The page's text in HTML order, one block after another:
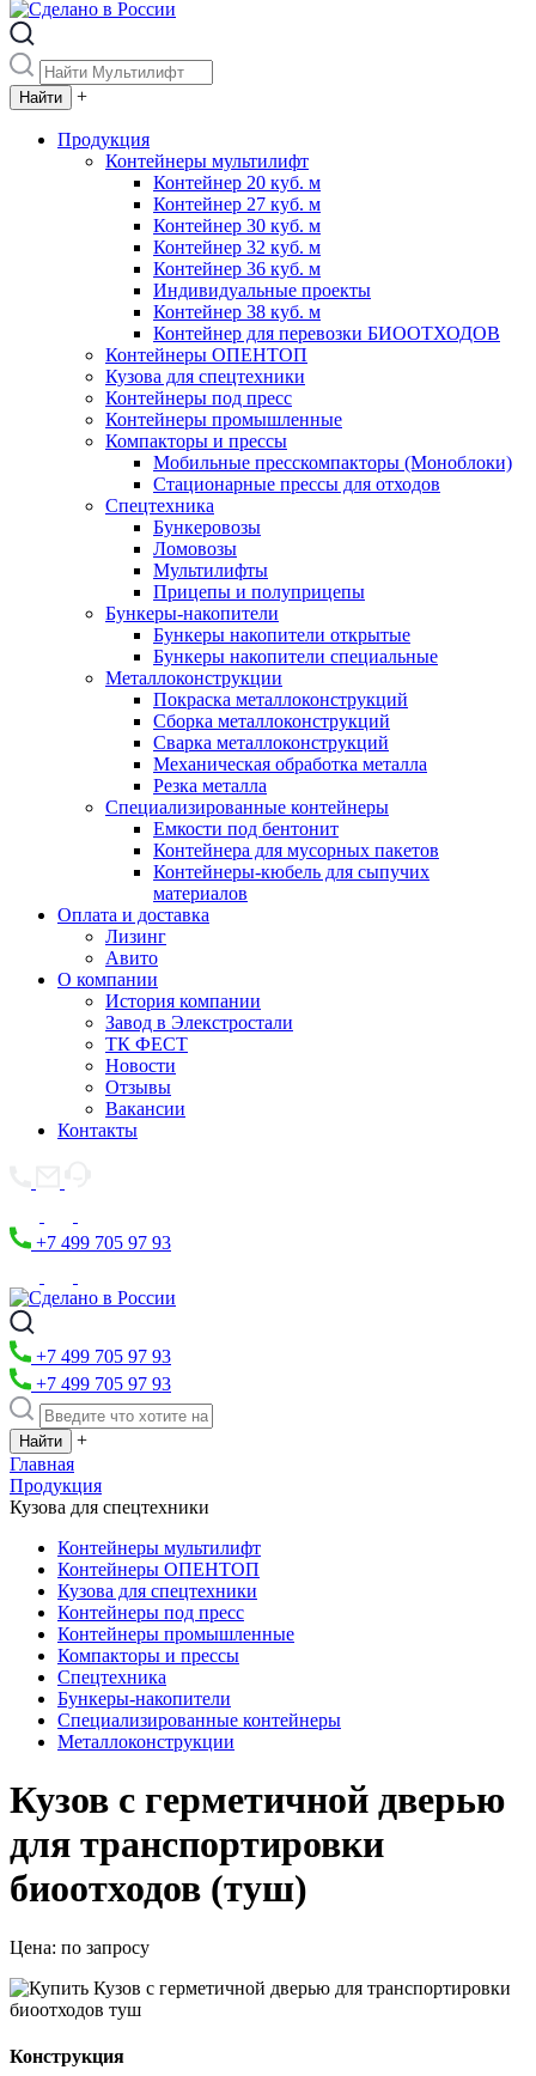
+
Продукция
Контейнеры мультилифт
Контейнер 20 куб. м
Контейнер 27 куб. м
Контейнер 30 куб. м
Контейнер 32 куб. м
Контейнер 36 куб. м
Индивидуальные проекты
Контейнер 38 куб. м
Контейнер для перевозки БИООТХОДОВ
Контейнеры ОПЕНТОП
Кузова для спецтехники
Контейнеры под пресс
Контейнеры промышленные
Компакторы и прессы
Мобильные пресскомпакторы (Моноблоки)
Стационарные прессы для отходов
Спецтехника
Бункеровозы
Ломовозы
Мультилифты
Прицепы и полуприцепы
Бункеры-накопители
Бункеры накопители открытые
Бункеры накопители специальные
Металлоконструкции
Покраска металлоконструкций
Сборка металлоконструкций
Сварка металлоконструкций
Механическая обработка металла
Резка металла
Специализированные контейнеры
Емкости под бентонит
Контейнера для мусорных пакетов
Контейнеры-кюбель для сыпучих
материалов
Оплата и доставка
Лизинг
Авито
О компании
История компании
Завод в Элекстростали
ТК ФЕСТ
Новости
Отзывы
Вакансии
Контакты
+7 499 705 97 93
+7 499 705 97 93
+7 499 705 97 93
+
Главная
Продукция
Кузова для спецтехники
Контейнеры мультилифт
Контейнеры ОПЕНТОП
Кузова для спецтехники
Контейнеры под пресс
Контейнеры промышленные
Компакторы и прессы
Спецтехника
Бункеры-накопители
Специализированные контейнеры
Металлоконструкции
Кузов с герметичной дверью
для транспортировки
биоотходов (туш)
Цена: по запросу
Конструкция